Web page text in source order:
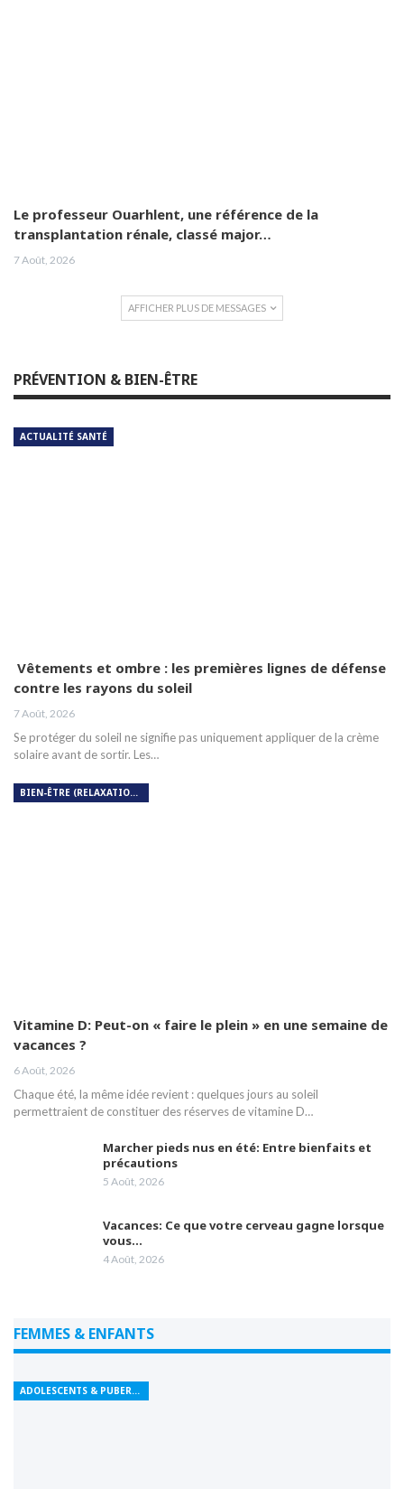
Le professeur Ouarhlent, une référence de la
transplantation rénale, classé major…
7 Août, 2026
AFFICHER PLUS DE MESSAGES
PRÉVENTION & BIEN-ÊTRE
ACTUALITÉ SANTÉ
Vêtements et ombre : les premières lignes de défense
contre les rayons du soleil
7 Août, 2026
Se protéger du soleil ne signifie pas uniquement appliquer de la crème
solaire avant de sortir. Les…
BIEN-ÊTRE (RELAXATION, MÉDITATION, SOIN DU CORPS)
Vitamine D: Peut-on « faire le plein » en une semaine de
vacances ?
6 Août, 2026
Chaque été, la même idée revient : quelques jours au soleil
permettraient de constituer des réserves de vitamine D…
Marcher pieds nus en été: Entre bienfaits et
précautions
5 Août, 2026
Vacances: Ce que votre cerveau gagne lorsque
vous…
4 Août, 2026
FEMMES & ENFANTS
ADOLESCENTS & PUBERTÉ